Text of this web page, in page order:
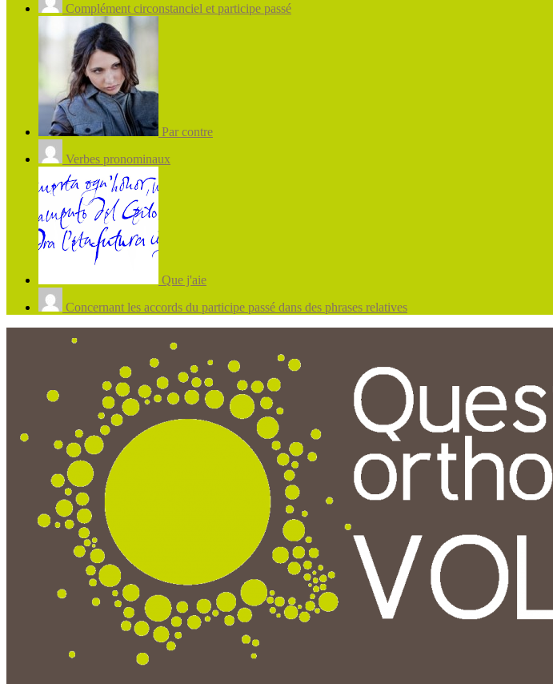
Complément circonstanciel et participe passé
Par contre
Verbes pronominaux
Que j'aie
Concernant les accords du participe passé dans des phrases relatives